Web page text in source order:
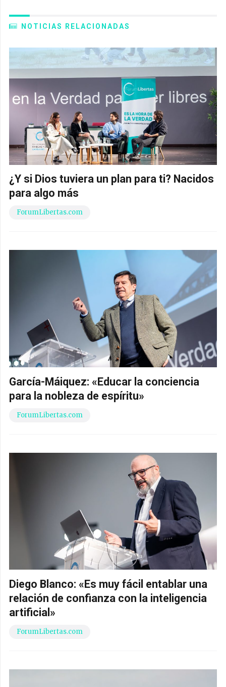
NOTICIAS RELACIONADAS
¿Y si Dios tuviera un plan para ti? Nacidos
para algo más
ForumLibertas.com
García-Máiquez: «Educar la conciencia
para la nobleza de espíritu»
ForumLibertas.com
Diego Blanco: «Es muy fácil entablar una
relación de confianza con la inteligencia
artificial»
ForumLibertas.com